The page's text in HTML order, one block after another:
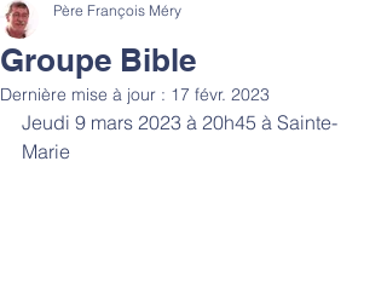
Groupe Bible
Père François Méry
Dernière mise à jour : 17 févr. 2023
Jeudi 9 mars 2023 à 20h45 à Sainte-
Marie